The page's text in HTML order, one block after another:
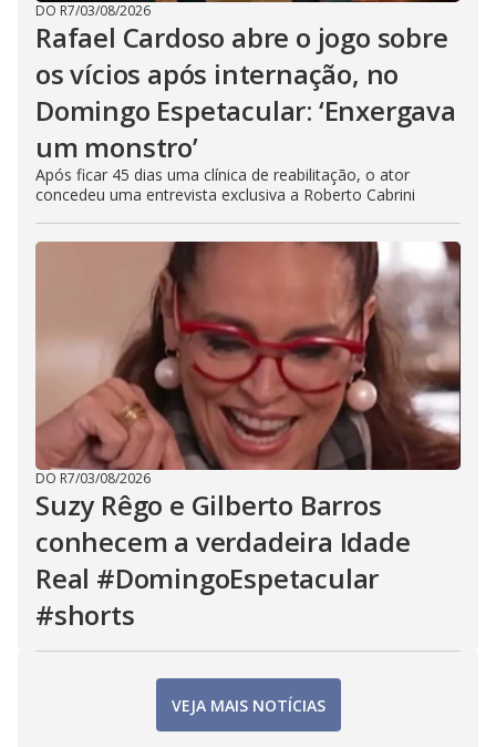
DO R7/03/08/2026
Rafael Cardoso abre o jogo sobre
os vícios após internação, no
Domingo Espetacular: ‘Enxergava
um monstro’
Após ficar 45 dias uma clínica de reabilitação, o ator
concedeu uma entrevista exclusiva a Roberto Cabrini
DO R7/03/08/2026
Suzy Rêgo e Gilberto Barros
conhecem a verdadeira Idade
Real #DomingoEspetacular
#shorts
VEJA MAIS NOTÍCIAS